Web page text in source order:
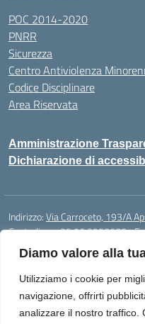
Diamo valore alla
Utilizziamo i cookie per
navigazione, offrirti
analizzare il nostro traffico.
POC 2014-2020
PNRR
Sicurezza
Centro Antiviolenza
Codice Disciplinare
Area Riservata
Amministrazione
Dichiarazione di
Indirizzo:Via Carroceto, 193/A
Centralino:+39 06 9257678
Posta elettronica certificata (PEC):
Codice fiscale: 91001930592